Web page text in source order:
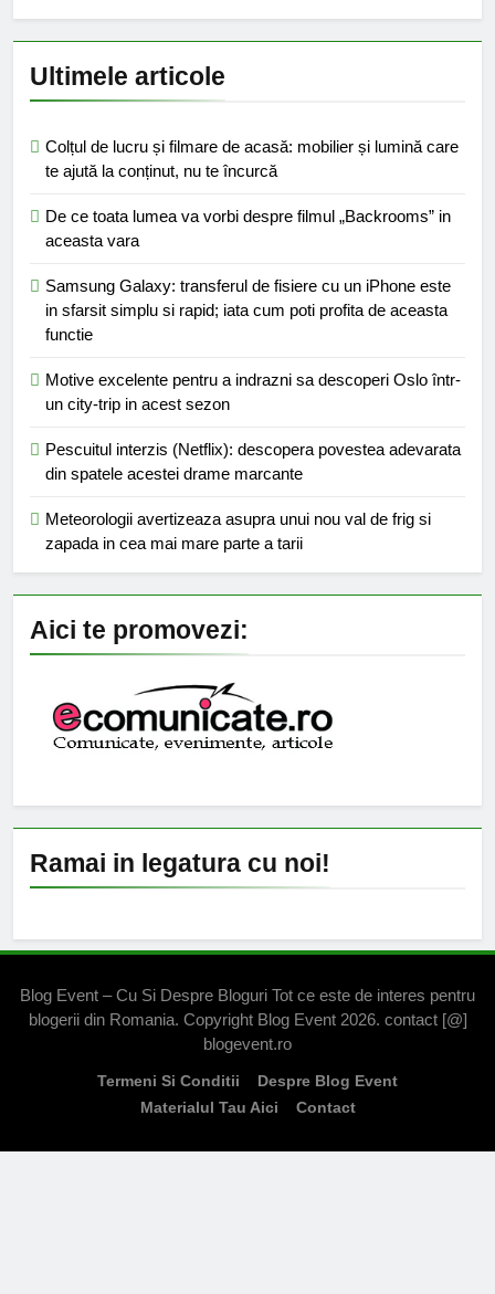
Ultimele articole
Colțul de lucru și filmare de acasă: mobilier și lumină care
te ajută la conținut, nu te încurcă
De ce toata lumea va vorbi despre filmul „Backrooms” in
aceasta vara
Samsung Galaxy: transferul de fisiere cu un iPhone este
in sfarsit simplu si rapid; iata cum poti profita de aceasta
functie
Motive excelente pentru a indrazni sa descoperi Oslo într-
un city-trip in acest sezon
Pescuitul interzis (Netflix): descopera povestea adevarata
din spatele acestei drame marcante
Meteorologii avertizeaza asupra unui nou val de frig si
zapada in cea mai mare parte a tarii
Aici te promovezi:
Ramai in legatura cu noi!
Blog Event – Cu Si Despre Bloguri Tot ce este de interes pentru
blogerii din Romania. Copyright Blog Event 2026. contact [@]
blogevent.ro
Termeni Si Conditii
Despre Blog Event
Materialul Tau Aici
Contact